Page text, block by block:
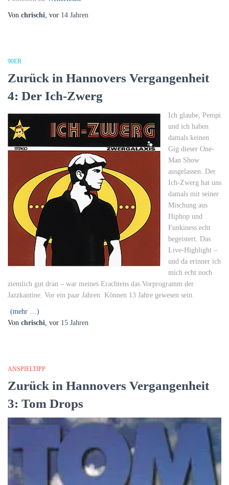
Von chrischi, vor 14 Jahren
90ER
Zurück in Hannovers Vergangenheit
4: Der Ich-Zwerg
Ich glaube, Pempi
und ich haben
damals keinen
Gig dieser One-
Man Show
ausgelassen. Der
Ich-Zwerg hat uns
damals mit seiner
Mischung aus
Hiphop und
Funkiness echt
begeistert. Das
Live-Highlight –
und da erinner ich
mich echt noch
ziemlich gut dran – war meines Erachtens das Vorprogramm der
Jazzkantine. Vor ein paar Jahren. Können 13 Jahre gewesen sein.
(mehr …)
Von chrischi, vor 15 Jahren
ANSPIELTIPP
Zurück in Hannovers Vergangenheit
3: Tom Drops